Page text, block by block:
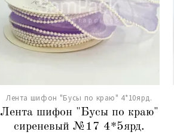
Лента шифон "Бусы по краю" 4*10ярд.
Лента шифон "Бусы по краю"
сиреневый №17 4*5ярд.